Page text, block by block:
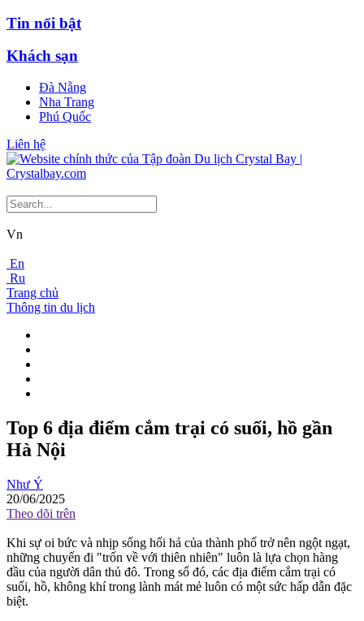
Tin nổi bật
Khách sạn
Đà Nẵng
Nha Trang
Phú Quốc
Liên hệ
Vn
En
Ru
Trang chủ
Thông tin du lịch
Top 6 địa điểm cắm trại có suối, hồ gần
Hà Nội
Như Ý
20/06/2025
Theo dõi trên
Khi sự oi bức và nhịp sống hối hả của thành phố trở nên ngột ngạt,
những chuyến đi "trốn về với thiên nhiên" luôn là lựa chọn hàng
đầu của người dân thủ đô. Trong số đó, các địa điểm cắm trại có
suối, hồ, không khí trong lành mát mẻ luôn có một sức hấp dẫn đặc
biệt.